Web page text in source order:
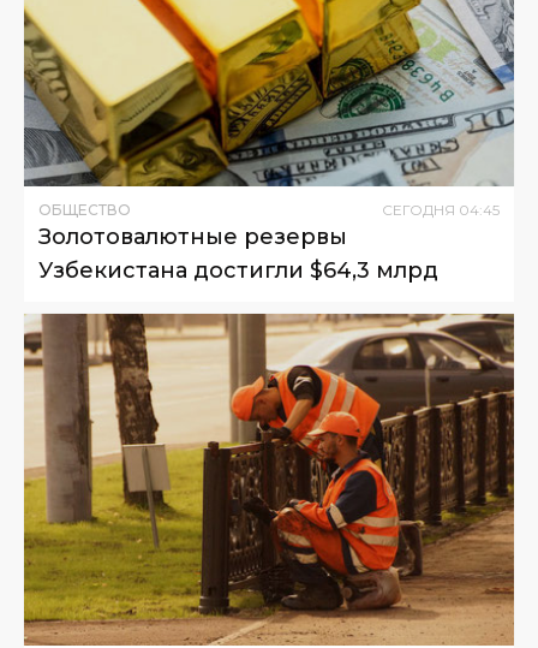
ОБЩЕСТВО СЕГОДНЯ 04:45
Золотовалютные резервы
Узбекистана достигли $64,3 млрд